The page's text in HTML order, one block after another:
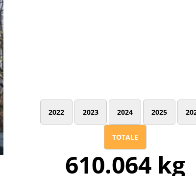
2022 2023 2024 2025
TOTALE
610.064 kg